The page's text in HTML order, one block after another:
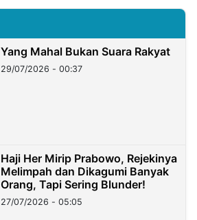
Yang Mahal Bukan Suara Rakyat
29/07/2026 - 00:37
Haji Her Mirip Prabowo, Rejekinya
Melimpah dan Dikagumi Banyak
Orang, Tapi Sering Blunder!
27/07/2026 - 05:05